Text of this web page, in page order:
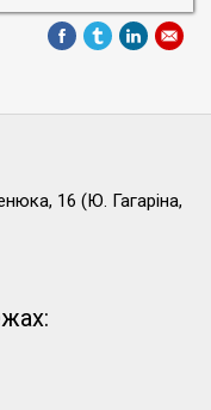
16 (Ю. Гагаріна,